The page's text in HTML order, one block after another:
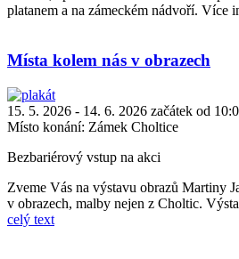
platanem a na zámeckém nádvoří. Více
Místa kolem nás v obrazech
15. 5. 2026 - 14. 6. 2026 začátek od
Místo konání: Zámek Choltice
Bezbariérový vstup na akci
Zveme Vás na výstavu obrazů Martiny
v obrazech, malby nejen z Choltic.
celý text